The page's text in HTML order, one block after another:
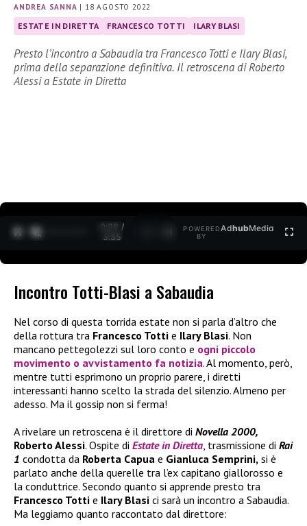
ANDREA SANNA | 18 AGOSTO 2022
ESTATE IN DIRETTA FRANCESCO TOTTI ILARY BLASI
Presto l’incontro a Sabaudia tra Francesco Totti e Ilary Blasi,
prima della separazione definitiva. Il retroscena di Roberto
Alessi a Estate in Diretta
0:30 /
3:35
POWERED
BY
AdhubMedia
Incontro Totti-Blasi a Sabaudia
Nel corso di questa torrida estate non si parla d’altro che
della rottura tra Francesco Totti e Ilary Blasi. Non
mancano pettegolezzi sul loro conto e ogni piccolo
movimento o avvistamento fa notizia. Al momento, però,
mentre tutti esprimono un proprio parere, i diretti
interessanti hanno scelto la strada del silenzio. Almeno per
adesso. Ma il gossip non si ferma!
A rivelare un retroscena è il direttore di Novella 2000,
Roberto Alessi. Ospite di Estate in Diretta, trasmissione di Rai
1 condotta da Roberta Capua e Gianluca Semprini, si è
parlato anche della querelle tra l’ex capitano giallorosso e
la conduttrice. Secondo quanto si apprende presto tra
Francesco Totti e Ilary Blasi ci sarà un incontro a Sabaudia.
Ma leggiamo quanto raccontato dal direttore: